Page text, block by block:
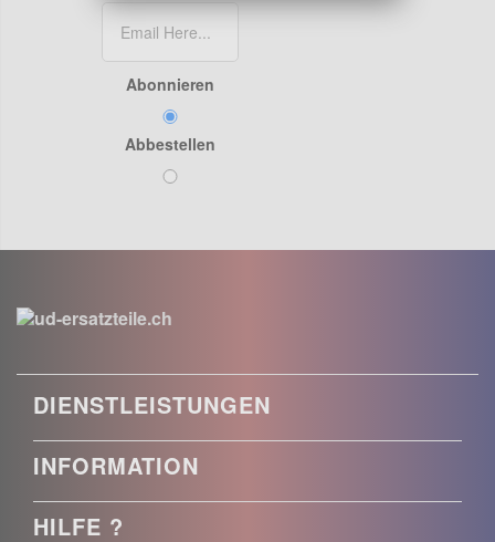
Abonnieren
Abbestellen
DIENSTLEISTUNGEN
INFORMATION
HILFE ?